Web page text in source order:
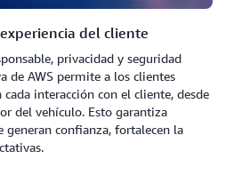
del cliente
privacidad y seguridad
de AWS permite a los clientes
interacción con el cliente, desde
del vehículo. Esto garantiza
generan confianza, fortalecen la